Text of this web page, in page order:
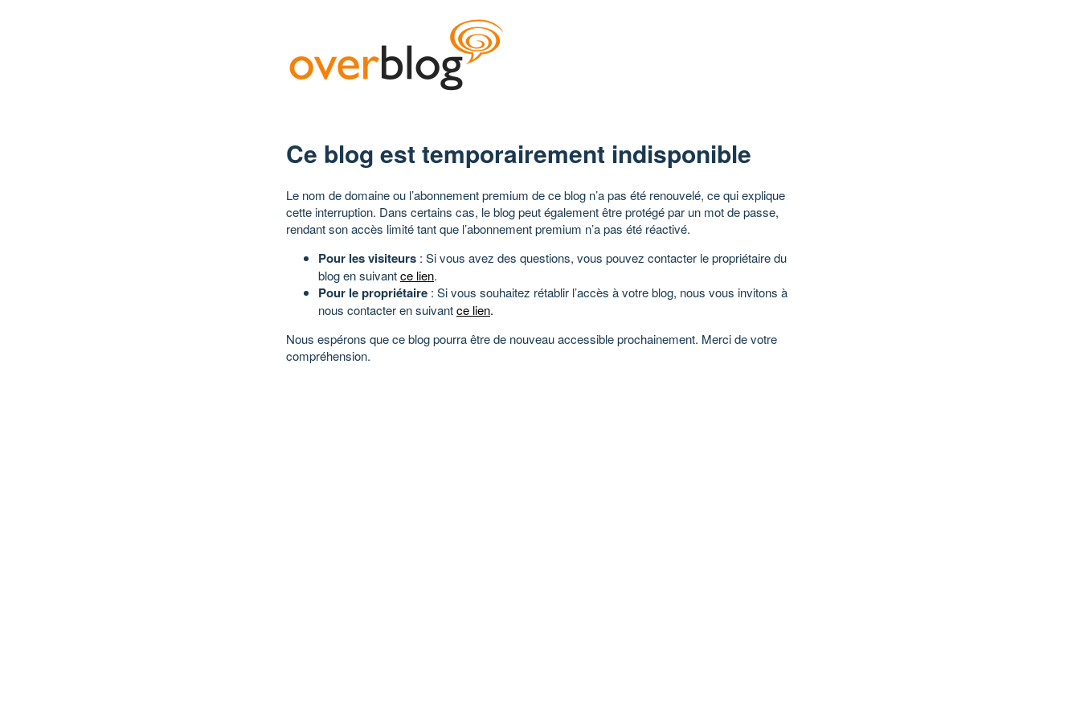
Ce blog est temporairement indisponible
Le nom de domaine ou l’abonnement premium de ce blog n’a pas été renouvelé, ce qui explique
cette interruption. Dans certains cas, le blog peut également être protégé par un mot de passe,
rendant son accès limité tant que l’abonnement premium n’a pas été réactivé.
Pour les visiteurs : Si vous avez des questions, vous pouvez contacter le propriétaire du
blog en suivantce lien.
Pour le propriétaire : Si vous souhaitez rétablir l’accès à votre blog, nous vous invitons à
nous contacter en suivantce lien.
Nous espérons que ce blog pourra être de nouveau accessible prochainement. Merci de votre
compréhension.